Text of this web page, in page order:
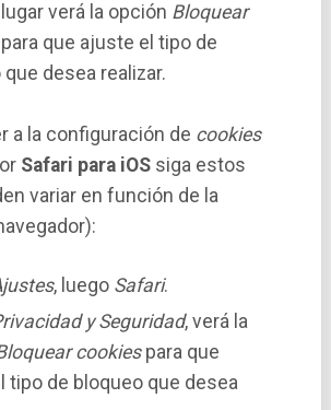
verá la opción Bloquear
que ajuste el tipo de
que desea realizar.
a la configuración de cookies
Safari para iOSsiga estos
variar en función de la
, luego Safari.
y Seguridad, verá la
cookiespara que
tipo de bloqueo que desea